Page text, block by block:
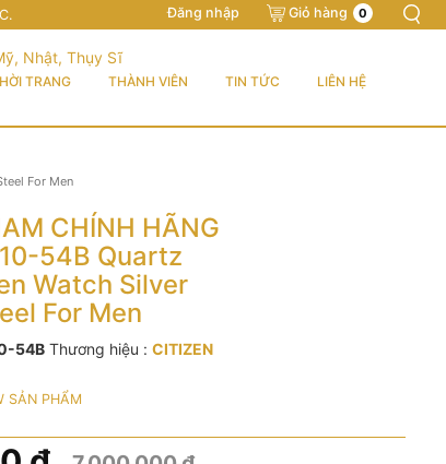
Đăng nhập Giỏ hàng 0
TRANG THÀNH VIÊN TIN TỨC LIÊN HỆ
For Men
CHÍNH HÃNG
54B Quartz
Watch Silver
For Men
54B Thương hiệu :CITIZEN
SẢN PHẨM